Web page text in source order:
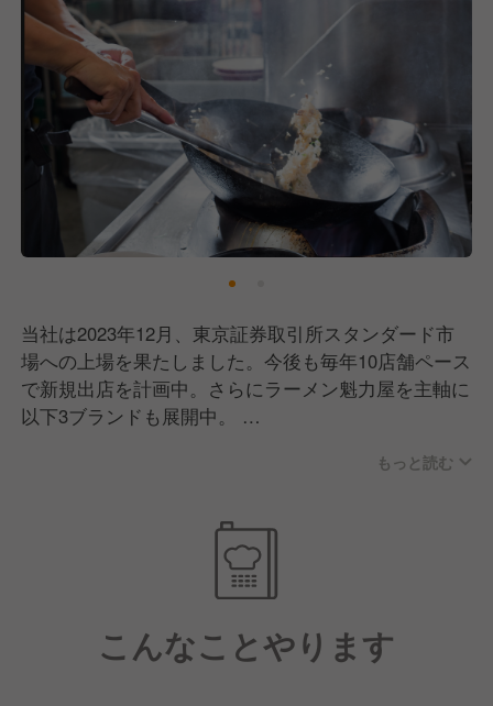
当社は2023年12月、東京証券取引所スタンダード市
場への上場を果たしました。今後も毎年10店舗ペース
で新規出店を計画中。さらにラーメン魁力屋を主軸に
以下3ブランドも展開中。
た。もちろん、魁力屋も例外ではありません。それで
も多くのお客さまが変わらず足を運んでくださったの
は、ずっと接客にこだわってきた成果だと思っていま
「魁力屋がないと困る」
もっと読む
こんなことやります